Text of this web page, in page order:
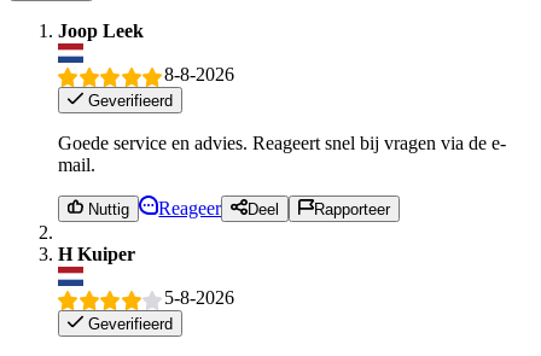
Joop Leek
8-8-2026
Geverifieerd
Goede service en advies. Reageert snel bij vragen via de e-
mail.
Nuttig Reageer Deel Rapporteer
H Kuiper
5-8-2026
Geverifieerd